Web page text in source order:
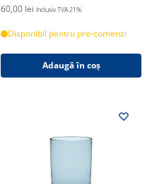
60,00 lei Inclusiv TVA 21%
Disponibil pentru pre-comenzi
Adaugă în coș